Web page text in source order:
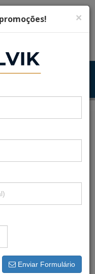
×
Enviar Formulário